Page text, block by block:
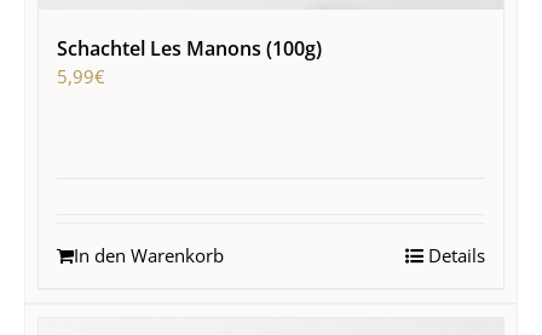
Schachtel Les Manons (100g)
5,99€
In den Warenkorb Details